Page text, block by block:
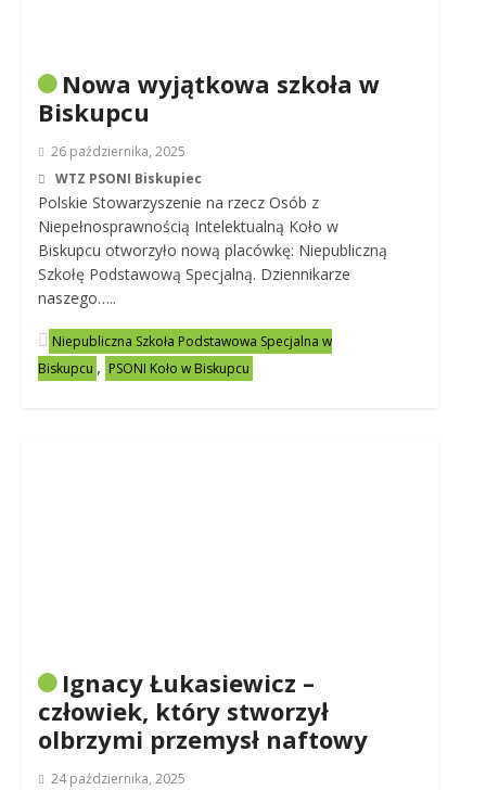
Nowa wyjątkowa szkoła w
Biskupcu
26 października, 2025
WTZ PSONI Biskupiec
Polskie Stowarzyszenie na rzecz Osób z
Niepełnosprawnością Intelektualną Koło w
Biskupcu otworzyło nową placówkę: Niepubliczną
Szkołę Podstawową Specjalną. Dziennikarze
naszego…..
Niepubliczna Szkoła Podstawowa Specjalna w
Biskupcu , PSONI Koło w Biskupcu
Ignacy Łukasiewicz –
człowiek, który stworzył
olbrzymi przemysł naftowy
24 października, 2025